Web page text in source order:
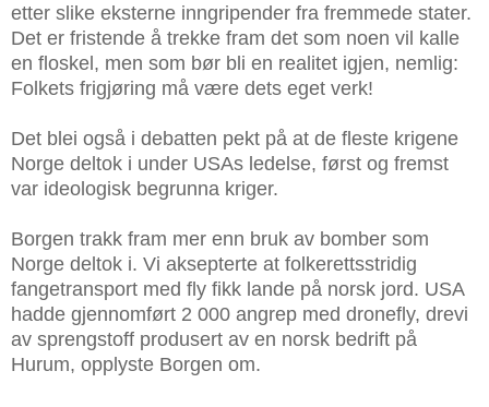
etter slike eksterne inngripender fra fremmede stater.
Det er fristende å trekke fram det som noen vil kalle
en floskel, men som bør bli en realitet igjen, nemlig:
Folkets frigjøring må være dets eget verk!
Det blei også i debatten pekt på at de fleste krigene
Norge deltok i under USAs ledelse, først og fremst
var ideologisk begrunna kriger.
Borgen trakk fram mer enn bruk av bomber som
Norge deltok i. Vi aksepterte at folkerettsstridig
fangetransport med fly fikk lande på norsk jord. USA
hadde gjennomført 2 000 angrep med dronefly, drevi
av sprengstoff produsert av en norsk bedrift på
Hurum, opplyste Borgen om.